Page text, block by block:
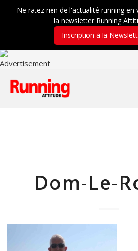
Dom-Le-
Ne ratez rien de l'actualité running en
la newsletter Running
Inscription à la